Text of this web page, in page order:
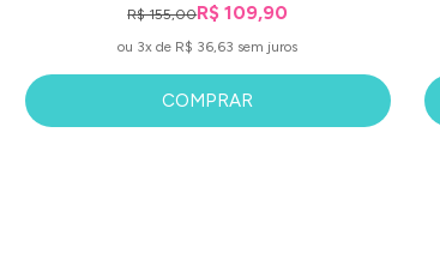
R$ 155,00R$ 109,90
ou 3x de R$ 36,63 sem juros
COMPRAR